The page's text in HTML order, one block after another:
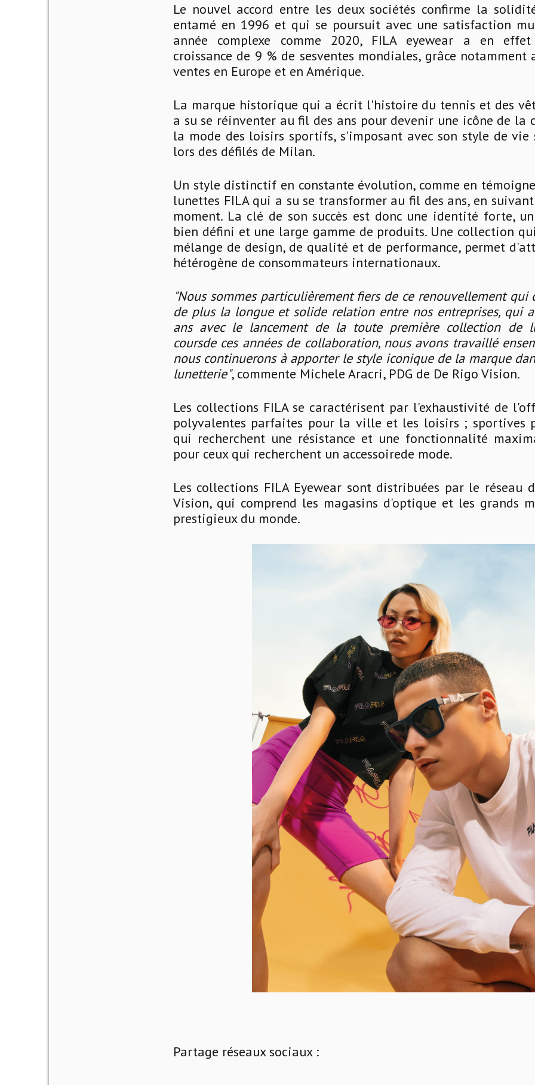
Le nouvel accord entre les deux sociétés confirme la
entamé en 1996 et qui se poursuit avec une satisfaction
année complexe comme 2020, FILA eyewear a en
croissance de 9 % de sesventes mondiales, grâce notamment
ventes en Europe et en Amérique.
La marque historique qui a écrit l'histoire du tennis et des
a su se réinventer au fil des ans pour devenir une icône de la
la mode des loisirs sportifs, s'imposant avec son style de vie
lors des défilés de Milan.
Un style distinctif en constante évolution, comme en
lunettes FILA qui a su se transformer au fil des ans, en
moment. La clé de son succès est donc une identité forte,
bien défini et une large gamme de produits. Une collection
mélange de design, de qualité et de performance, permet
hétérogène de consommateurs internationaux.
"Nous sommes particulièrement fiers de ce renouvellement qui
de plus la longue et solide relation entre nos entreprises, qui
ans avec le lancement de la toute première collection de
coursde ces années de collaboration, nous avons travaillé
nous continuerons à apporter le style iconique de la marque
lunetterie", commente Michele Aracri, PDG de De Rigo Vision.
Les collections FILA se caractérisent par l'exhaustivité de
polyvalentes parfaites pour la ville et les loisirs ; sportives
qui recherchent une résistance et une fonctionnalité
pour ceux qui recherchent un accessoirede mode.
Les collections FILA Eyewear sont distribuées par le réseau
Vision, qui comprend les magasins d'optique et les grands
prestigieux du monde.
Partage réseaux sociaux :